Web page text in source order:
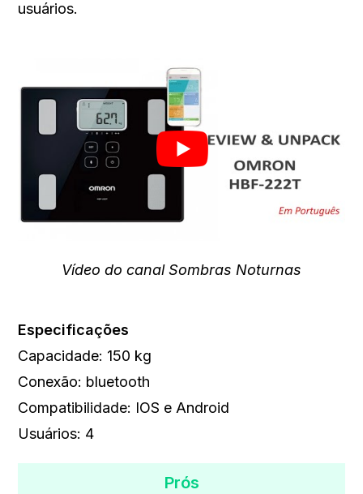
usuários.
Vídeo do canal Sombras Noturnas
Especificações
Capacidade: 150 kg
Conexão: bluetooth
Compatibilidade: IOS e Android
Usuários: 4
Prós